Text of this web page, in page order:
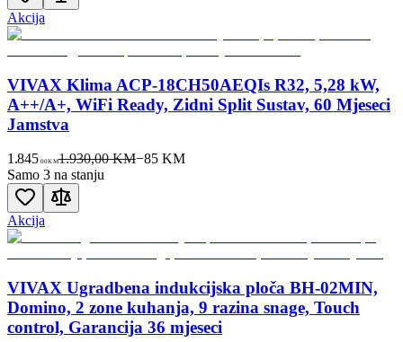
Akcija
VIVAX Klima ACP-18CH50AEQIs R32, 5,28 kW,
A++/A+, WiFi Ready, Zidni Split Sustav, 60 Mjeseci
Jamstva
1.845 00KM1.930,00 KM−85KM
Samo 3 na stanju
Akcija
VIVAX Ugradbena indukcijska ploča BH-02MIN,
Domino, 2 zone kuhanja, 9 razina snage, Touch
control, Garancija 36 mjeseci